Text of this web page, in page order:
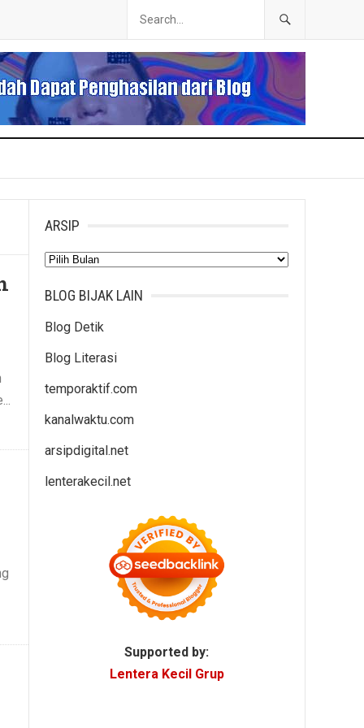
ARSIP
Arsip
BLOG BIJAK LAIN
Blog Detik
Blog Literasi
temporaktif.com
kanalwaktu.com
arsipdigital.net
lenterakecil.net
Supported by:
Lentera Kecil Grup